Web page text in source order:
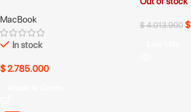
MacBook
In stock
$2.785.000
$4.013.900$